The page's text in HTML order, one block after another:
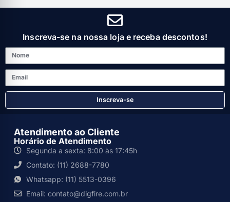
Inscreva-se na nossa loja e receba descontos!
Inscreva-se
Atendimento ao Cliente
Horário de Atendimento
Segunda a sexta: 8:00 às 17:45h
Contato: (11) 2688-7780
Whatsapp: (11) 5513-0396
Email: contato@digfire.com.br